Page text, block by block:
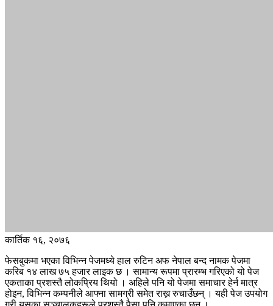
कार्तिक १६, २०७६
फेसबुकमा भएका विभिन्न पेजमध्ये हाल रुटिन अफ नेपाल बन्द नामक पेजमा
करिब १४ लाख ७५ हजार लाइक छ । सामान्य रूपमा प्रारम्भ गरिएको यो पेज
एकताका प्रशस्तै लोकप्रिय थियो । अहिले पनि यो पेजमा समाचार हेर्न मात्र
होइन, विभिन्न कम्पनीले आफ्ना सामग्री समेत राख्न रुचाउँछन् । यही पेज उपयोग